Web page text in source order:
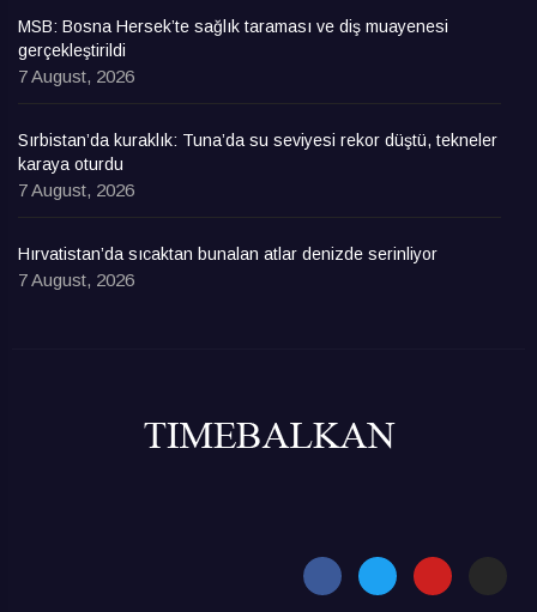
MSB: Bosna Hersek’te sağlık taraması ve diş muayenesi
gerçekleştirildi
7 August, 2026
Sırbistan’da kuraklık: Tuna’da su seviyesi rekor düştü, tekneler
karaya oturdu
7 August, 2026
Hırvatistan’da sıcaktan bunalan atlar denizde serinliyor
7 August, 2026